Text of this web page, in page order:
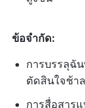
ข้อจำกัด:
การบรรลุฉั
ตัดสินใจช้า
การสื่อสาร